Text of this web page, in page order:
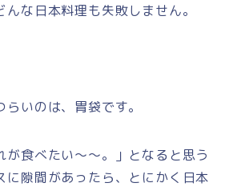
な日本料理も失敗しません。
いのは、胃袋です。
が食べたい～～。」となると思う
に隙間があったら、とにかく日本